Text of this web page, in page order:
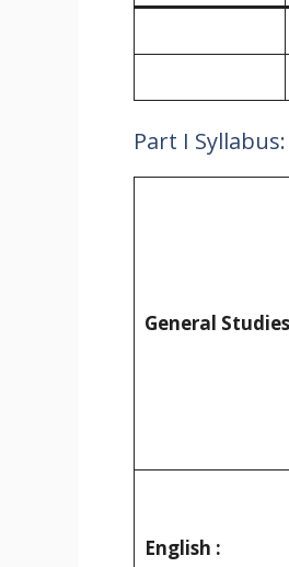
Part I Syllabus:
General
English :